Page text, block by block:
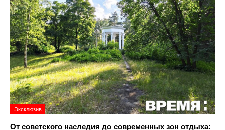
Эксклюзив
От советского наследия до современных зон отдыха: